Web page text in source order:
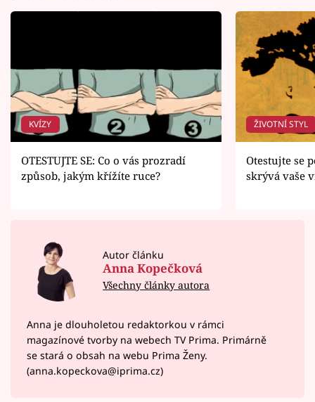
KVÍZY
OTESTUJTE SE: Co o vás prozradí
způsob, jakým křížíte ruce?
ŽIVOTNÍ STYL
Otestujte se
skrývá vaše
Autor článku
Anna Kopečková
Všechny články autora
Anna je dlouholetou redaktorkou v rámci
magazínové tvorby na webech TV Prima. Primárně
se stará o obsah na webu Prima Ženy.
(anna.kopeckova@iprima.cz)